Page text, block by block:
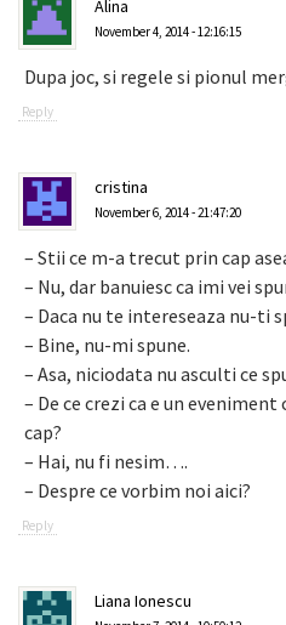
Alina
November 4, 2014 - 12:16:15
Dupa joc, si regele si pionul
Reply
cristina
November 6, 2014 - 21:47:20
– Stii ce m-a trecut prin cap
– Nu, dar banuiesc ca imi vei
– Daca nu te intereseaza nu-ti
– Bine, nu-mi spune.
– Asa, niciodata nu asculti ce
– De ce crezi ca e un
cap?
– Hai, nu fi nesim….
– Despre ce vorbim noi aici?
Reply
Liana Ionescu